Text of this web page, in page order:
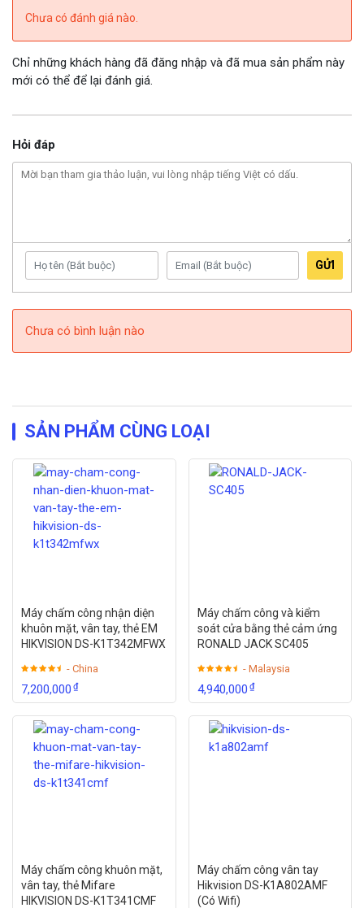
Chưa có đánh giá nào.
Chỉ những khách hàng đã đăng nhập và đã mua sản phẩm này
mới có thể để lại đánh giá.
Hỏi đáp
GỬI
Chưa có bình luận nào
SẢN PHẨM CÙNG LOẠI
Máy chấm công nhận diện
khuôn mặt, vân tay, thẻ EM
HIKVISION DS-K1T342MFWX
- China
7,200,000₫
Máy chấm công và kiểm
soát cửa bằng thẻ cảm ứng
RONALD JACK SC405
- Malaysia
4,940,000₫
Máy chấm công khuôn mặt,
vân tay, thẻ Mifare
HIKVISION DS-K1T341CMF
Máy chấm công vân tay
Hikvision DS-K1A802AMF
(Có Wifi)